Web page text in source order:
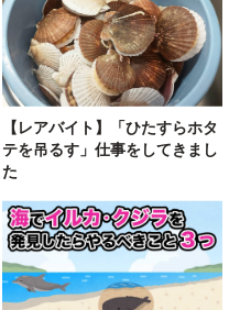
【レアバイト】「ひたすらホタ
テを吊るす」仕事をしてきまし
た